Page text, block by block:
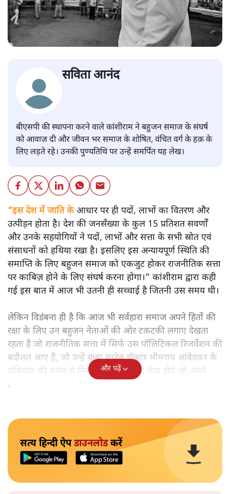
सविता आनंद
बीएसपी की स्थापना करने वाले कांशीराम ने बहुजन समाज के संघर्ष
को आवाज़ दी और जीवन भर समाज के शोषित, वंचित वर्ग के हक़ के
लिए लड़ते रहे। उनकी पुण्यतिथि पर उन्हें समर्पित यह लेख।
“इस देश में जाति केआधार पर ही पदों, लाभों का वितरण और
उत्पीड़न होता है। देश की जनसँख्या के कुल 15 प्रतिशत सवर्णों
और उनके सहयोगियों ने पदों, लाभों और सत्ता के सभी स्रोत एवं
संसाधनों को हथिया रखा है। इसलिए इस अन्यायपूर्ण स्थिति की
समाप्ति के लिए बहुजन समाज को एकजुट होकर राजनीतिक सत्ता
पर काबिज़ होने के लिए संघर्ष करना होगा।” कांशीराम द्वारा कही
गई इस बात में आज भी उतनी ही सच्चाई है जितनी उस समय थी।
लेकिन विडंबना ही है कि आज भी सर्वहारा समाज अपने हितों की
रक्षा के लिए उन बहुजन नेताओं की ओर टकटकी लगाए देखता
रहता है जो राजनीतिक सत्ता में सिर्फ उस पॉलिटिकल रिजर्वेशन की
बदौलत आए हैं, जो उन्हें बाबा साहेब डॉक्टर भीमराव आंबेडकर के
संविधान की वजह से मिला। ऐसे बहुत कम नेता होंगे जो अपने
समाज के मुद्दों को विधानसभाओं में और संसद में उठाते हैं।
और पढ़ें
सत्य हिन्दी ऐपडाउनलोडकरें